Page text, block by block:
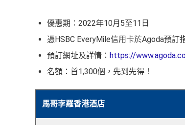
優惠期：2022年10月5至11日
憑HSBC EveryMile信用卡於Agoda預訂
預訂網址及詳情： https://
名額：首1,300個，先到先得！
馬哥孛羅香港酒店